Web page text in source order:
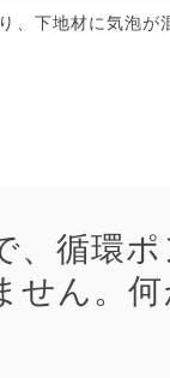
、下地材に気泡が
、循環
せん。